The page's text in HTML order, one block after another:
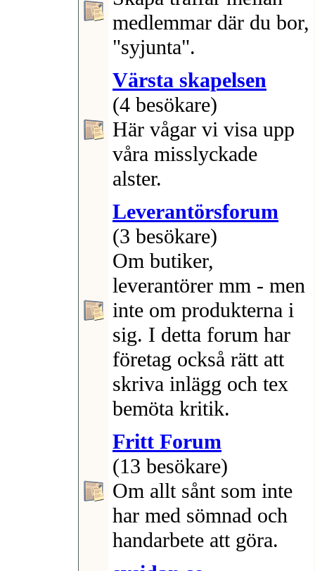
medlemmar där du bor,
"syjunta".
Värsta skapelsen
(4 besökare)
Här vågar vi visa upp
våra misslyckade
alster.
Leverantörsforum
(3 besökare)
Om butiker,
leverantörer mm - men
inte om produkterna i
sig. I detta forum har
företag också rätt att
skriva inlägg och tex
bemöta kritik.
Fritt Forum
(13 besökare)
Om allt sånt som inte
har med sömnad och
handarbete att göra.